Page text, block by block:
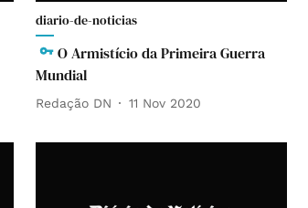
diario-de-noticias
O Armistício da Primeira Guerra
Mundial
Redação DN 11 Nov 2020